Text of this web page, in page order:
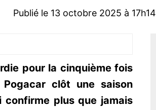
Publié le 13 octobre 2025 à 17h14
pour la cinquième fois
clôt une saison
confirme plus que jamais